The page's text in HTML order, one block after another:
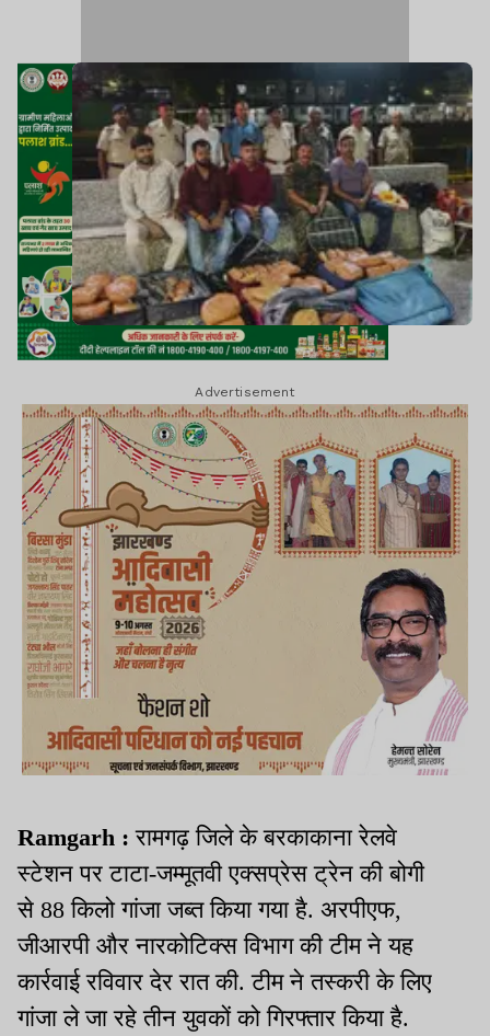
Advertisement
Ramgarh :रामगढ़ जिले के बरकाकाना रेलवे
स्टेशन पर टाटा-जम्मूतवी एक्सप्रेस ट्रेन की बोगी
से 88 किलो गांजा जब्त किया गया है. अरपीएफ,
जीआरपी और नारकोटिक्स विभाग की टीम ने यह
कार्रवाई रविवार देर रात की. टीम ने तस्करी के लिए
गांजा ले जा रहे तीन युवकों को गिरफ्तार किया है.